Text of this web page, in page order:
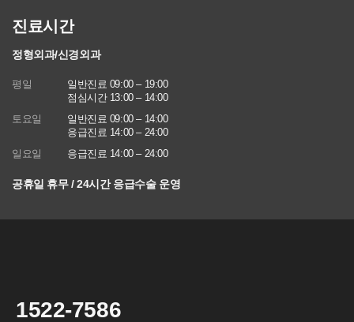
1522-7586
진료시간
정형외과/신경외과
평일
일반진료 09:00 – 19:00
점심시간 13:00 – 14:00
토요일
일반진료 09:00 – 14:00
응급진료 14:00 – 24:00
일요일
응급진료 14:00 – 24:00
공휴일 휴무 / 24시간 응급수술 운영
- 소비자의 불만 또는 분쟁처리에 관한 기록 : 3년 (전자상거래 등에
서의 소비자보호에 관한 법률)
- 신용정보의 수집/처리 및 이용 등에 관한 기록 : 3년 (신용정보의 이
- 웹사이트 방문에 관한 기록 : 3개월 (통신비밀보호법)
수집일로부터 5년 혹은 상담 목적 달성시까지. 다만, 수집목적 또는
제공받은 목적이 달성된 경우에도 상법 등 법령의 규정에 의하여 보
존할 필요성이 있는 경우에는 귀하의 개인정보를 보유할 수 있습니
- 소비자의 불만 또는 분쟁처리에 관한 기록 : 3년 (전자상거래 등에
■ 동의를 거부할 권리가 있다는 사실과 동의 거부에 따른 불이익 내